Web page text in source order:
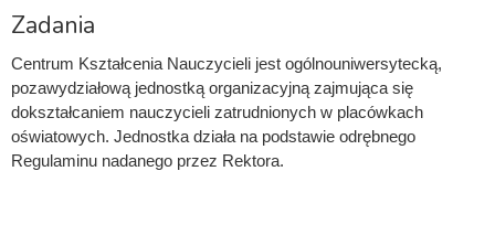
Zadania
Centrum Kształcenia Nauczycieli jest ogólnouniwersytecką,
pozawydziałową jednostką organizacyjną zajmująca się
dokształcaniem nauczycieli zatrudnionych w placówkach
oświatowych. Jednostka działa na podstawie odrębnego
Regulaminu nadanego przez Rektora.